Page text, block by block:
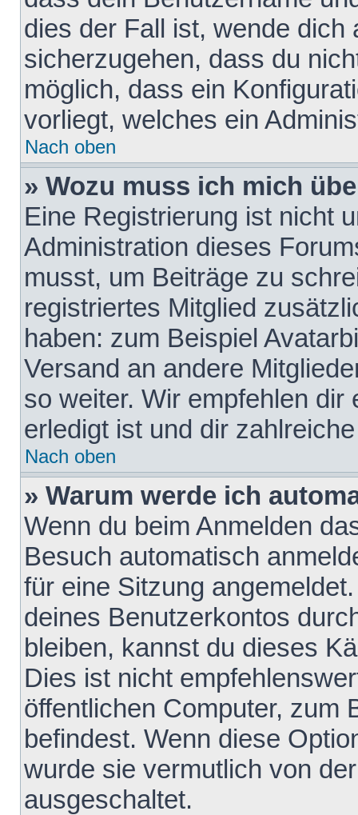
dies der Fall ist, wende dich
sicherzugehen, dass du
möglich, dass ein
vorliegt, welches ein
Nach oben
» Wozu muss ich mich
Eine Registrierung ist nicht
Administration dieses
musst, um Beiträge zu
registriertes Mitglied
haben: zum Beispiel
Versand an andere
so weiter. Wir empfehlen
erledigt ist und dir
Nach oben
» Warum werde ich
Wenn du beim Anmelden
Besuch automatisch
für eine Sitzung
deines Benutzerkontos
bleiben, kannst du dieses
Dies ist nicht
öffentlichen Computer, zum
befindest. Wenn diese
wurde sie vermutlich von
ausgeschaltet.